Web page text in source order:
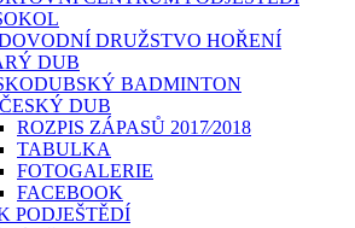
DRUŽSTVO HOŘENÍ
DUB
BADMINTON
DUB
ROZPIS ZÁPASŮ 2017⁄2018
TABULKA
FOTOGALERIE
FACEBOOK
PODJEŠTĚDÍ